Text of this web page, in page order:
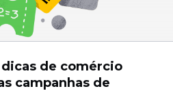
dicas de comércio
campanhas de